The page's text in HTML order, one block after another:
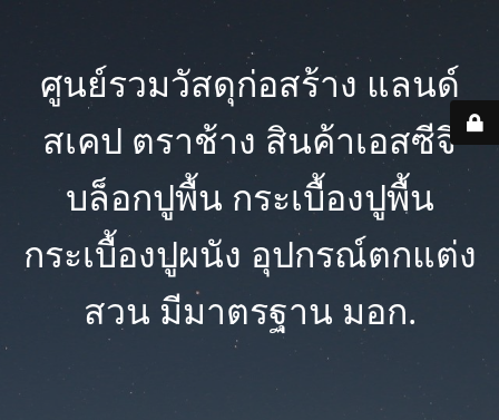
ศูนย์รวมวัสดุก่อสร้าง แลนด์
สเคป ตราช้าง สินค้าเอสซีจี
บล็อกปูพื้น กระเบื้องปูพื้น
กระเบื้องปูผนัง อุปกรณ์ตกแต่ง
สวน มีมาตรฐาน มอก.